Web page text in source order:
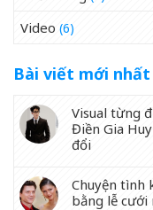
Video (6)
Bài viết mới nhất
Visual từng
Điền Gia
đổi
Chuyện tình
bằng lễ